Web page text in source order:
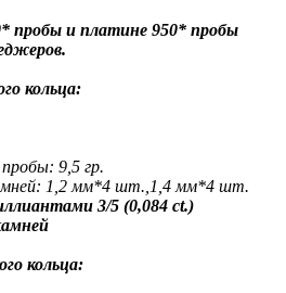
пробы и платине 950* пробы
кольца:
9,5 гр.
1,2 мм*4 шт.,1,4 мм*4 шт.
3/5 (0,084 ct.)
кольца: